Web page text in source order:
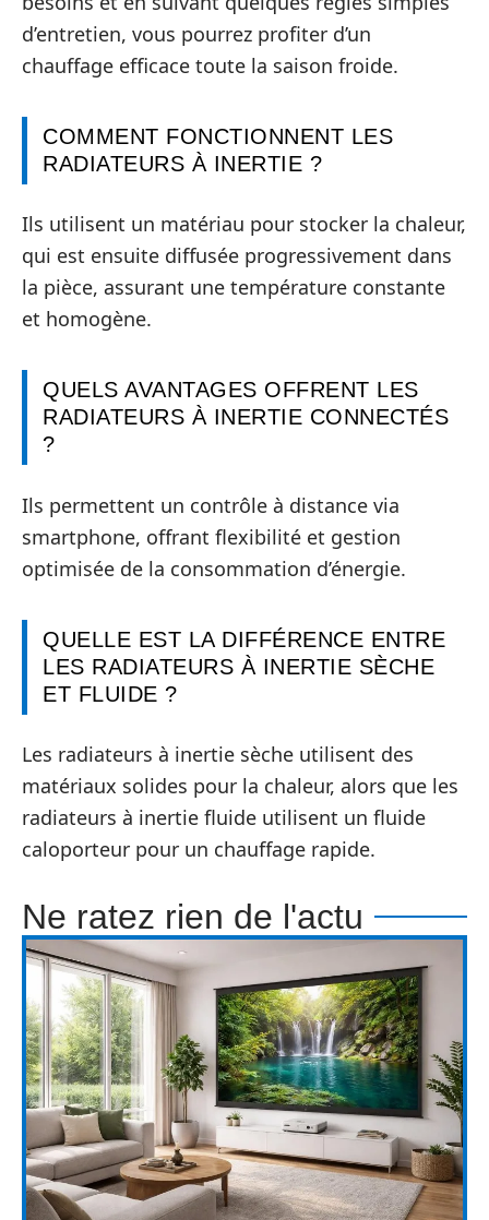
d’entretien, vous pourrez profiter d’un
chauffage efficace toute la saison froide.
COMMENT FONCTIONNENT LES
RADIATEURS À INERTIE ?
Ils utilisent un matériau pour stocker la chaleur,
qui est ensuite diffusée progressivement dans
la pièce, assurant une température constante
et homogène.
QUELS AVANTAGES OFFRENT LES
RADIATEURS À INERTIE CONNECTÉS
?
Ils permettent un contrôle à distance via
smartphone, offrant flexibilité et gestion
optimisée de la consommation d’énergie.
QUELLE EST LA DIFFÉRENCE ENTRE
LES RADIATEURS À INERTIE SÈCHE
ET FLUIDE ?
Les radiateurs à inertie sèche utilisent des
matériaux solides pour la chaleur, alors que les
radiateurs à inertie fluide utilisent un fluide
caloporteur pour un chauffage rapide.
Ne ratez rien de l'actu